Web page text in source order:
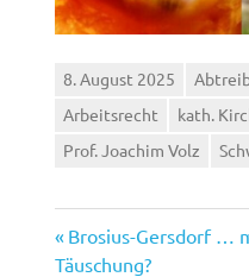
8. August 2025
Arbeitsrecht
kath.
Prof. Joachim Volz
Vorheriger
Beitrag:
Brosius-Gersdorf …
Täuschung?